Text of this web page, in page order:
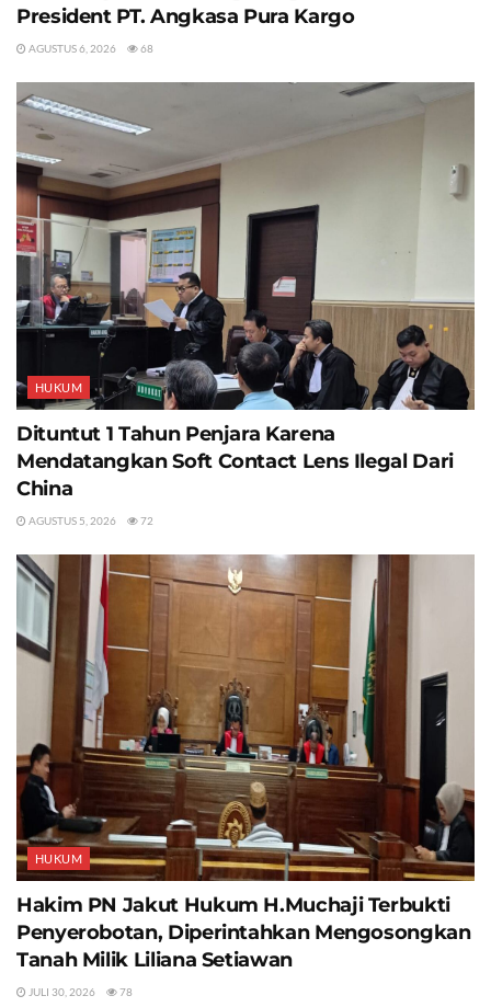
President PT. Angkasa Pura Kargo
AGUSTUS 6, 2026 68
HUKUM
Dituntut 1 Tahun Penjara Karena
Mendatangkan Soft Contact Lens Ilegal Dari
China
AGUSTUS 5, 2026 72
HUKUM
Hakim PN Jakut Hukum H.Muchaji Terbukti
Penyerobotan, Diperintahkan Mengosongkan
Tanah Milik Liliana Setiawan
JULI 30, 2026 78